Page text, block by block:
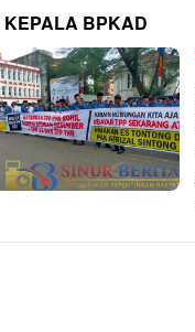
KEPALA BPKAD